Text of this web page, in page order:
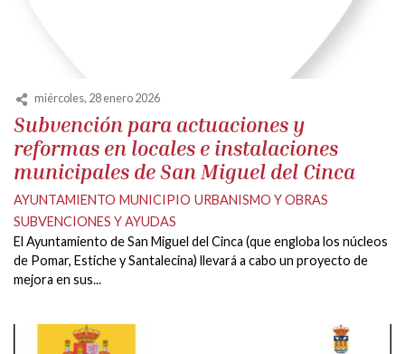
miércoles, 28 enero 2026
Subvención para actuaciones y
reformas en locales e instalaciones
municipales de San Miguel del Cinca
AYUNTAMIENTO MUNICIPIO URBANISMO Y OBRAS
SUBVENCIONES Y AYUDAS
El Ayuntamiento de San Miguel del Cinca (que engloba los núcleos
de Pomar, Estiche y Santalecina) llevará a cabo un proyecto de
mejora en sus...